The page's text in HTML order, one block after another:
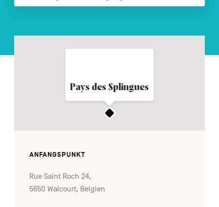
FR NL EN
Navigation
Pays des Splingues
ANFANGSPUNKT
Rue Saint Roch 24,
5650 Walcourt, Belgien